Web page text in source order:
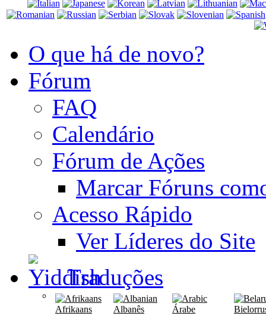
O que há de novo?
Fórum
FAQ
Calendário
Fórum de Ações
Marcar Fóruns
Acesso Rápido
Ver Líderes do Site
Traduções
Afrikaans Albanês Árabe